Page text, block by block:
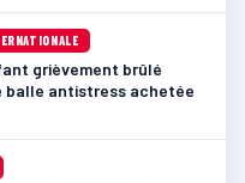
grièvement brûlé
balle antistress achetée